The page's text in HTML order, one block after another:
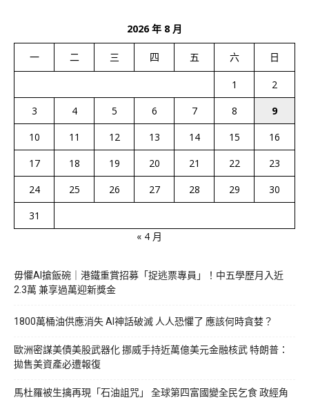
2026 年 8 月
一 二 三 四 五 六 日
1
2
3
4 5 6 7 8
9
10
11 12 13 14 15
16
17
18 19 20 21 22
23
24
25 26 27 28 29
30
31
« 4 月
毋懼AI搶飯碗｜港鐵重賞招募「捉逃票專員」！中五學歷月入近
2.3萬 兼享過萬迎新獎金
1800萬桶油供應消失 AI神話破滅 人人恐懼了 應該何時貪婪？
歐洲密謀美債美股武器化 挪威手持近萬億美元金融核武 特朗普：
拋售美資產必遭報復
馬杜羅被生擒再現「石油詛咒」 全球第四富國變全民乞食 政經角